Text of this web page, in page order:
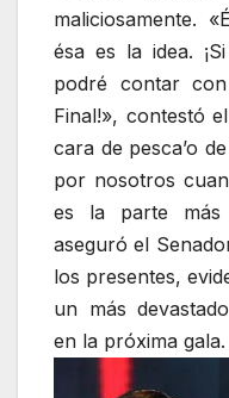
maliciosamente.
ésa es la idea.
podré contar
Final!», contestó
cara de pesca’o de
por nosotros
es la parte más
aseguró el
los presentes,
un más
en la próxima gala.